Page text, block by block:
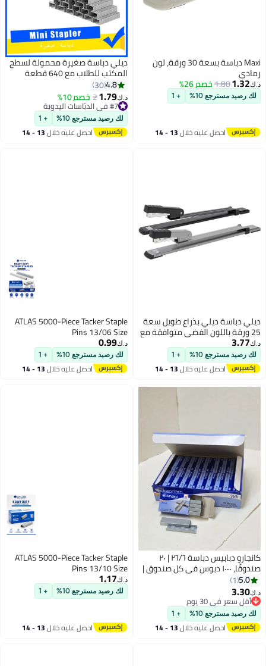
Maxi دباسة بسعة 30 ورقة، لون
رمادي
د.ك‏1.32
1.80خصم 26%
لك رصيد مسترجع 10% + 1
احصل عليه خلال 13 - 14
ديلي دباسة صغيرة محمولة لسطح
المكتب للطلاب مع 640 قطعة
دبابيس دباسة مكتبية يدوية، دباسة
بلاستيكية صغيرة متينة للوازم
المكتبية والمدرسية، هدية مثالية
للطلاب والطلاب في المنزل أو
المكتب، لون أبيض
4.8
30
د.ك‏1.79
2خصم 10%
#7 في الدبّاسات اليدوية
#7 في الدبّاسات اليدوية
لك رصيد مسترجع 10% + 1
احصل عليه خلال 13 - 14
ديلي دباسة ديلي بذراع طويل سعة
25 ورقة باللون الفضي متوافقة مع
دبابيس 24/6 و26/6 للمكتب
والمدرسة
د.ك‏3.77
لك رصيد مسترجع 10% + 1
احصل عليه خلال 13 - 14
ATLAS 5000-Piece Tacker Staple
Pins 13/06 Size
د.ك‏0.99
لك رصيد مسترجع 10% + 1
احصل عليه خلال 13 - 14
كانجارو دبابيس دباسة ٢٦/٦ | ٢٠
صندوقًا، ١٠٠٠ دبوس في كل صندوق |
لدباسة HP-45 وDS-45N وHD-10
5.0
1
د.ك‏3.30
أقل سعر في 30 يوم
أقل سعر في 30 يوم
لك رصيد مسترجع 10% + 1
احصل عليه خلال 13 - 14
اغسطس
ATLAS 5000-Piece Tacker Staple
Pins 13/10 Size
د.ك‏1.17
لك رصيد مسترجع 10% + 1
احصل عليه خلال 13 - 14
اغسطس